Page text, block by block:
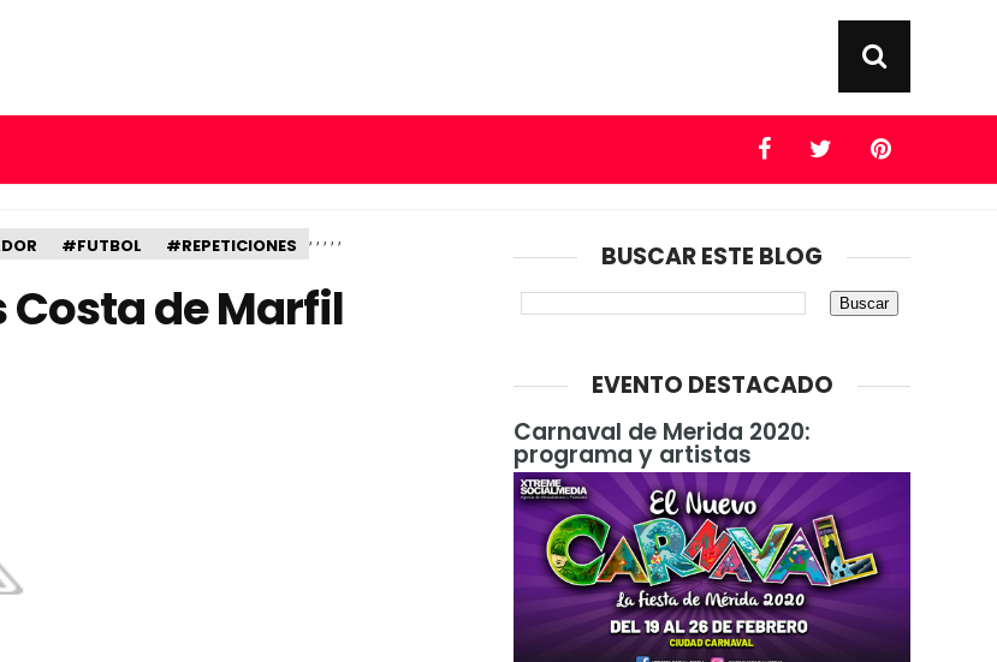
, , , ,
#FUTBOL ,
#REPETICIONES
Costa de Marfil
BUSCAR ESTE BLOG
EVENTO DESTACADO
Carnaval de Merida 2020:
programa y artistas